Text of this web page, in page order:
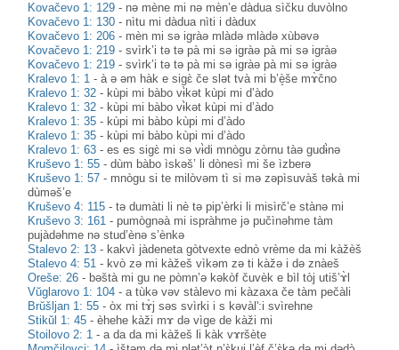
Kovačevo 1: 129 - nə mène mi nə mèn’e dàdua sìčku duvòlno
Kovačevo 1: 130 - nìtu mi dàdua nìti i dàdux
Kovačevo 1: 206 - mèn mi sə igràə mlàdə mlàdə xùbəvə
Kovačevo 1: 219 -svìrk’i tə tə pà mi sə igràə pà mi sə igràə
Kovačevo 1: 219 -svìrk’i tə tə pà mi sə igràə pà mi sə igràə
Kralevo 1: 1 -à ə əm hàk e sigɛ̀ če slət tvà mi b’è̝še mɤ̀čno
Kralevo 1: 32 - kùpi mi bàbo vɨ̀kət kùpi mi d’àdo
Kralevo 1: 32 - kùpi mi bàbo vɨ̀kət kùpi mi d’àdo
Kralevo 1: 35 - kùpi mi bàbo kùpi mi d’àdo
Kralevo 1: 35 - kùpi mi bàbo kùpi mi d’àdo
Kralevo 1: 63 -es es sigɛ̀ mi sə vɨ̀di mnògu zòrnu tàə gudɨ̀nə
Kruševo 1: 55 -dùm bàbo ìskəš’ li dònesì mi še ìzberə
Kruševo 1: 57 - mnògu si te milòvəm tì si mə zəpìsuvàš təkà mi
dùməš’e
Kruševo 4: 115 -tə dumàti li nè tə pip’èrki li misìrč’e stànə mi
Kruševo 3: 161 -pumògnəà mi ispràhme jə pučìnəhme tàm
pujàdəhme nə stud’ènə s’ènkə
Stalevo 2: 13 - kakvì jàdeneta gòtvexte ednò vrème da mi kàžèš
Stalevo 4: 51 - kvò zə mi kàžeš vìkəm zə ti kàžə i də znàeš
Oreše: 26 - bəštà mi gu ne pòmn’ə kəkòf čuvèk e bìl tòj utiš’ɤ̀l
Vŭglarovo 1: 104 -a tùkə vəv stàlevo mi kàzaxa če tàm pečàli
Brŭšljan 1: 55 -òx mi tɤ̀j səs svìrki i s kəvàl':i svìrehne
Stikŭl 1: 45 -èhehe kàži mɤ də vìge de kàži mi
Stoilovo 2: 1 -a da da mi kàžeš li kàk vɤršète